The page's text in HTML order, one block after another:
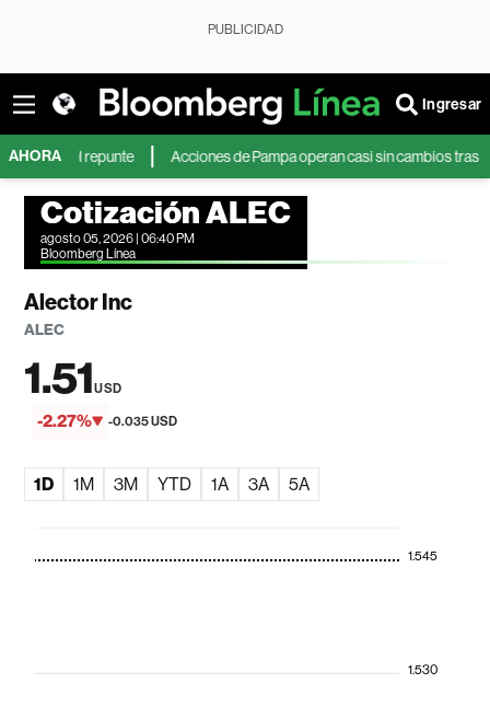
PUBLICIDAD
Ingresar
AHORA
el repunte Acciones de Pampa operan casi sin cambios tras balance:
Cotización ALEC
agosto 05, 2026 | 06:40 PM
Bloomberg Línea
Alector Inc
ALEC
1.51USD
-2.27% -0.035 USD
1D 1M 3M YTD 1A 3A 5A
1.530
1.545